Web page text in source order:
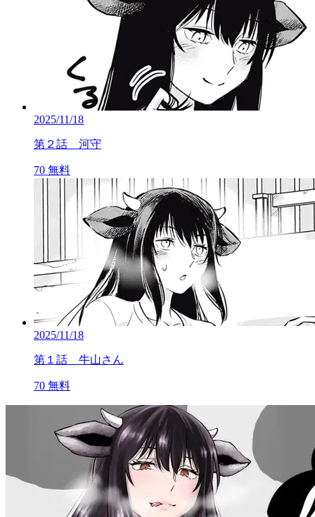
2025/11/18
第２話 河守
70 無料
2025/11/18
第１話 牛山さん
70 無料